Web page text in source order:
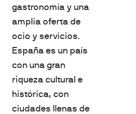
gastronomía y una
amplia oferta de
ocio y servicios.
España es un país
con una gran
riqueza cultural e
histórica, con
ciudades llenas de